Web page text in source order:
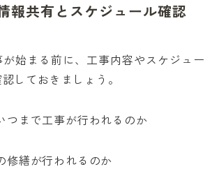
報共有とスケジュール確認
始まる前に、工事内容やスケジュー
しておきましょう。
つまで工事が行われるのか
修繕が行われるのか